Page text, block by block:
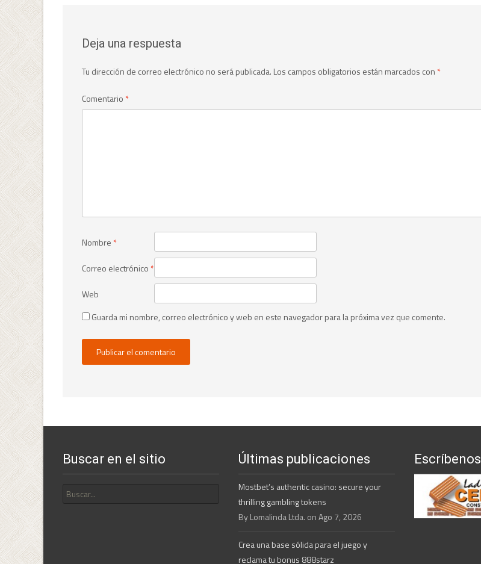
entradas
Deja una respuesta
Tu dirección de correo electrónico no será publicada. Los campos obligatorios están marcados con *
Comentario *
Nombre *
Correo electrónico *
Web
Guarda mi nombre, correo electrónico y web en este navegador para la próxima vez que comente.
Buscar en el sitio
por:
Últimas publicaciones
Mostbet’s authentic casino: secure your
thrilling gambling tokens
By Lomalinda Ltda. on Ago 7, 2026
Crea una base sólida para el juego y
reclama tu bonus 888starz
Escríbenos